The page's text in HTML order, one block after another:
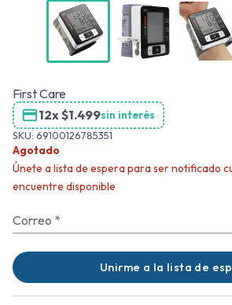
First Care
12x$1.499sin interés
SKU: 69100126785351
Agotado
Únete a lista de espera para ser notificado
encuentre disponible
Correo *
Unirme a la lista de